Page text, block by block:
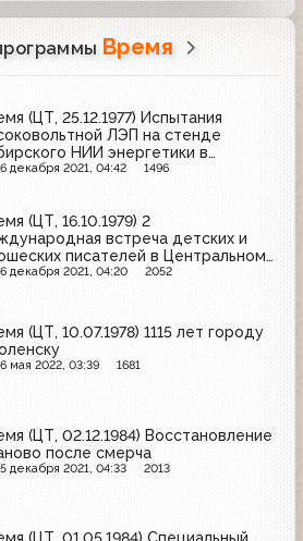
Время
(ЦТ, 25.12.1977) Испытания
ЛЭП на стенде
НИИ энергетики в
декабря 2021, 04:42 1496
(ЦТ, 16.10.1979) 2
встреча детских и
писателей в Центральном
литераторов
декабря 2021, 04:20 2052
(ЦТ, 10.07.1978) 1115 лет городу
мая 2022, 03:39 1681
(ЦТ, 02.12.1984) Восстановление
после смерча
декабря 2021, 04:33 2013